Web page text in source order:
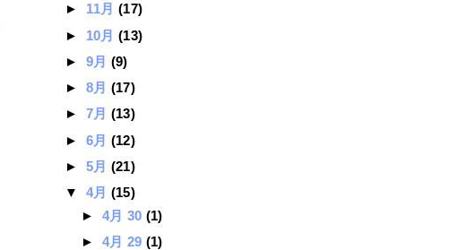
► 11月(17)
► 10月(13)
► 9月 (9)
► 8月 (17)
► 7月 (13)
► 6月 (12)
► 5月 (21)
▼ 4月 (15)
► 4月 30 (1)
► 4月 29 (1)